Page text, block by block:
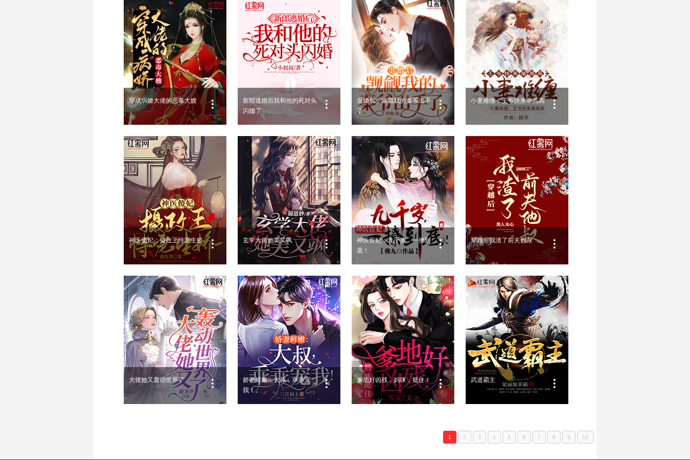
穿成病娇大佬的恶毒大嫂
新郎逃婚后我和他的死对头
闪婚了
退婚后，觊觎我的秦爷出手
了
小妻难缠：王爷快来举高高
神医傻妃：摄政王恃宠生娇 玄学大佬她美又飒
神医宦妃：九千岁，一撩到
底！
穿越后我渣了前夫他叔
大佬她又轰动世界了
娇妻鲜嫩：大叔，乖乖宠
我！
爹地好凶残，妈咪，挺住！ 武道霸主
1 2 3 4 5 6 7 8 9 10